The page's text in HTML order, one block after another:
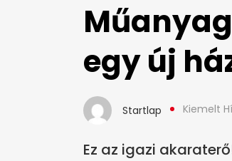
egy új
Startlap Kiemelt
Ez az igazi